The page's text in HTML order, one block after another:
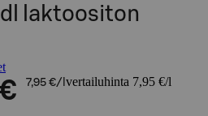
laktoositon
7,95 €/l vertailuhinta 7,95 €/l